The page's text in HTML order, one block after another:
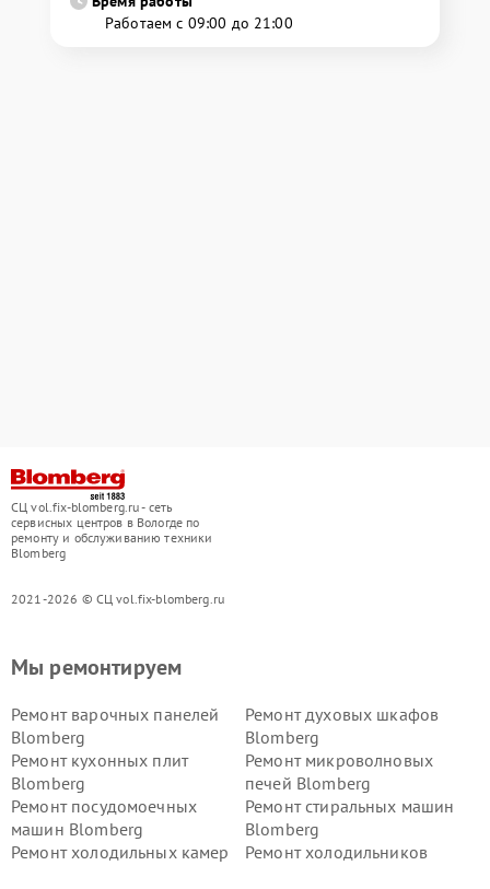
Работаем с 09:00 до 21:00
СЦ vol.fix-blomberg.ru - сеть
сервисных центров в Вологде по
ремонту и обслуживанию техники
Blomberg
2021-2026 © СЦ vol.fix-blomberg.ru
Мы ремонтируем
Ремонт варочных панелей
Blomberg
Ремонт духовых шкафов
Blomberg
Ремонт кухонных плит
Blomberg
Ремонт микроволновых
печей Blomberg
Ремонт посудомоечных
машин Blomberg
Ремонт стиральных машин
Blomberg
Ремонт холодильных камер
Ремонт холодильников